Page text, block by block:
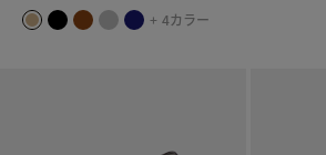
+ 4カラー